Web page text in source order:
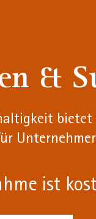
&
bietet
ist